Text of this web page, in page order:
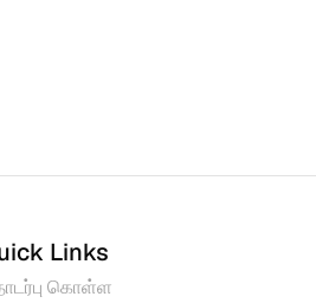
Links
கொள்ள